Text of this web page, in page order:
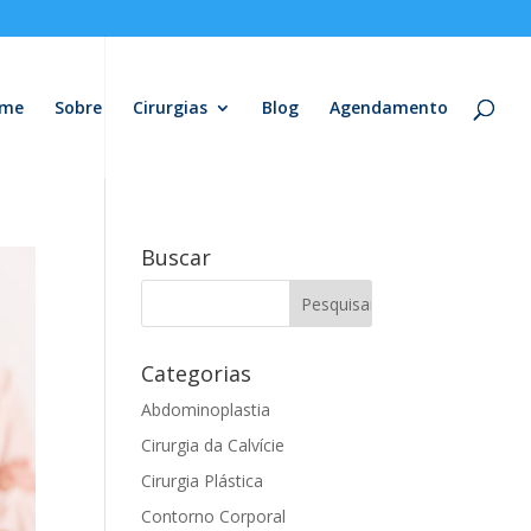
Sobre Cirurgias Blog Agendamento
Buscar
Categorias
Abdominoplastia
Cirurgia da Calvície
Cirurgia Plástica
Contorno Corporal